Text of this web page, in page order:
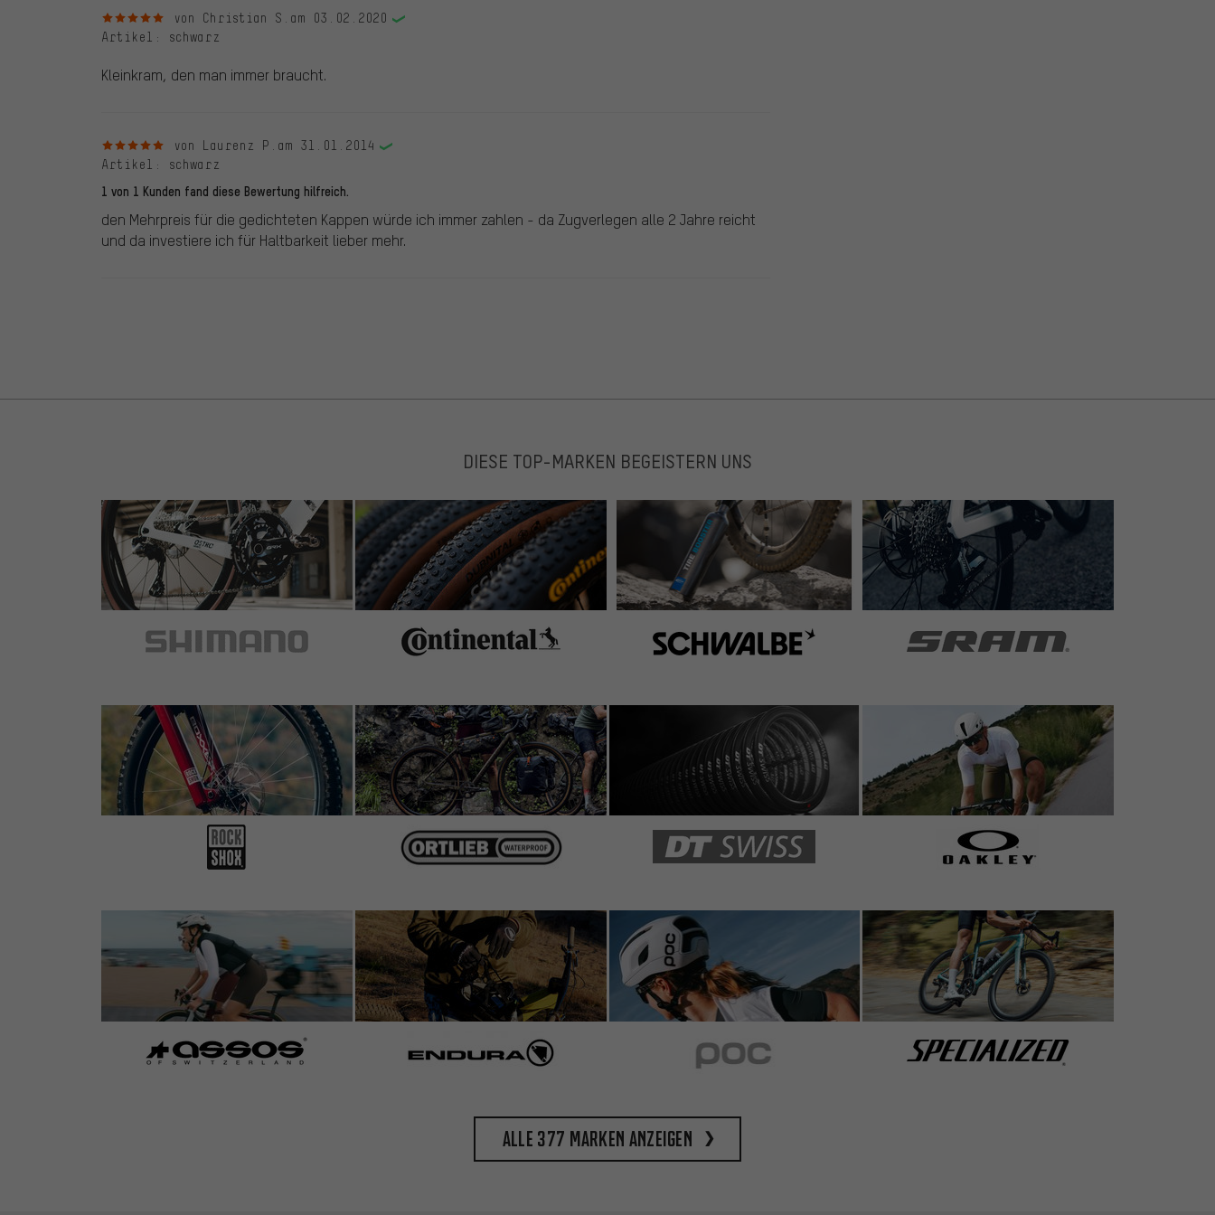
5 von 5 Sternenvon Christian S. am 03.02.2020
Artikel : schwarz
Kleinkram, den man immer braucht.
5 von 5 Sternenvon Laurenz P. am 31.01.2014
Artikel : schwarz
1 von 1 Kunden fand diese Bewertung hilfreich.
den Mehrpreis für die gedichteten Kappen würde ich immer zahlen - da Zugverlegen alle 2 Jahre reicht
und da investiere ich für Haltbarkeit lieber mehr.
DIESE TOP-MARKEN BEGEISTERN UNS
Alle 377 Marken anzeigen